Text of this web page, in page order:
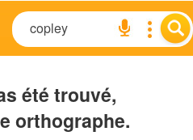
été trouvé,
orthographe.